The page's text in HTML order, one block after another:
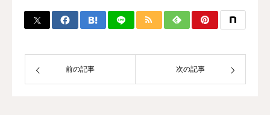
のプロ選手の試合経験などから初心者か
ら選手まで、高い指導力に定評があり、
キックボクシング界初のコンサルタント
として、ジム運営やトレーナー育成にも
前の記事 次の記事